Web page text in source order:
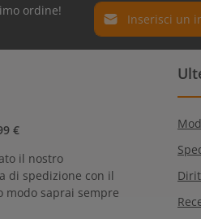
ordine! Indirizzo e-mail*
Protez. dati
Selezionando
informativa sulla
I campi
€
il nostro
di spedizione con il
modo saprai sempre